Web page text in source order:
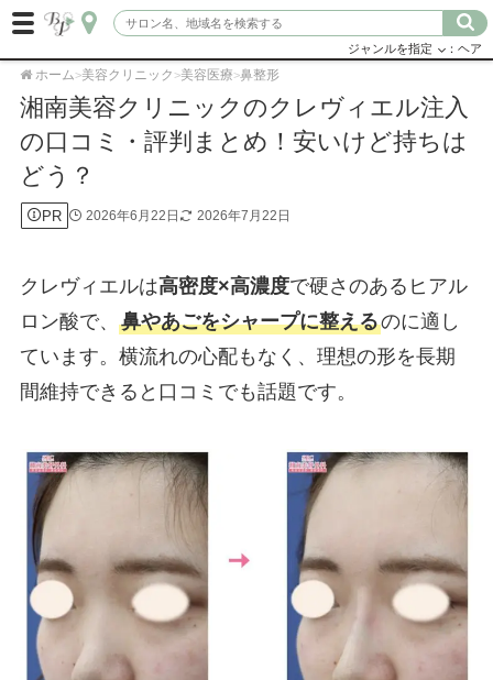
ジャンルを指定 ：ヘア
ホーム>美容クリニック >美容医療>鼻整形
湘南美容クリニックのクレヴィエル注入
の口コミ・評判まとめ！安いけど持ちは
どう？
PR 2026年6月22日 2026年7月22日
クレヴィエルは高密度×高濃度で硬さのあるヒアル
ロン酸で、 鼻やあごをシャープに整えるのに適し
ています。横流れの心配もなく、理想の形を長期
間維持できると口コミでも話題です。